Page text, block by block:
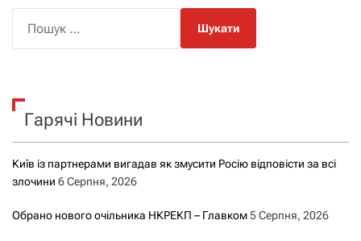
к
Гарячі Новини
Київ із партнерами вигадав як змусити Росію відповісти за всі
злочини 6 Серпня, 2026
Обрано нового очільника НКРЕКП – Главком5 Серпня, 2026